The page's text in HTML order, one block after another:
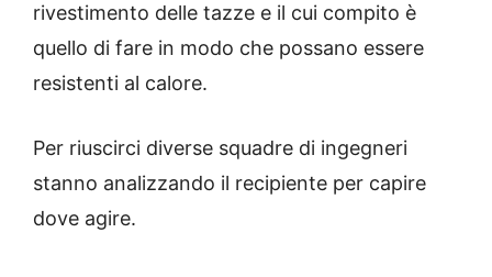
rivestimento delle tazze e il cui compito è
quello di fare in modo che possano essere
resistenti al calore.
Per riuscirci diverse squadre di ingegneri
stanno analizzando il recipiente per capire
dove agire.